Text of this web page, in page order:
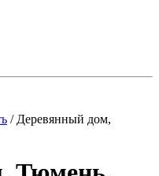
/ Деревянный дом,